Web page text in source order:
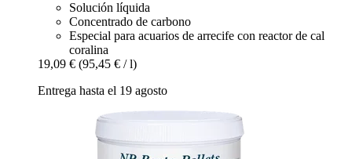
Solución líquida
Concentrado de carbono
Especial para acuarios de arrecife con reactor de cal
coralina
19,09 € (95,45 € / l)
Entrega hasta el 19 agosto